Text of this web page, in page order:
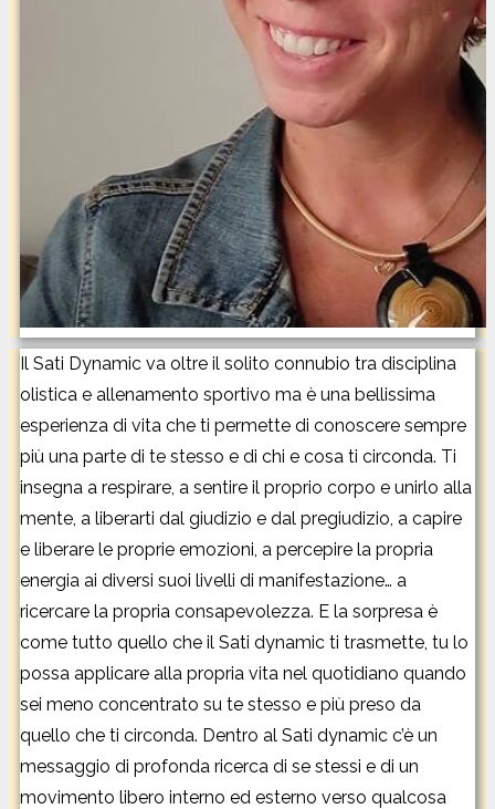
Il Sati Dynamic va oltre il solito connubio tra disciplina
olistica e allenamento sportivo ma è una bellissima
esperienza di vita che ti permette di conoscere sempre
più una parte di te stesso e di chi e cosa ti circonda. Ti
insegna a respirare, a sentire il proprio corpo e unirlo alla
mente, a liberarti dal giudizio e dal pregiudizio, a capire
e liberare le proprie emozioni, a percepire la propria
energia ai diversi suoi livelli di manifestazione… a
ricercare la propria consapevolezza. E la sorpresa è
come tutto quello che il Sati dynamic ti trasmette, tu lo
possa applicare alla propria vita nel quotidiano quando
sei meno concentrato su te stesso e più preso da
quello che ti circonda. Dentro al Sati dynamic c’è un
messaggio di profonda ricerca di se stessi e di un
movimento libero interno ed esterno verso qualcosa